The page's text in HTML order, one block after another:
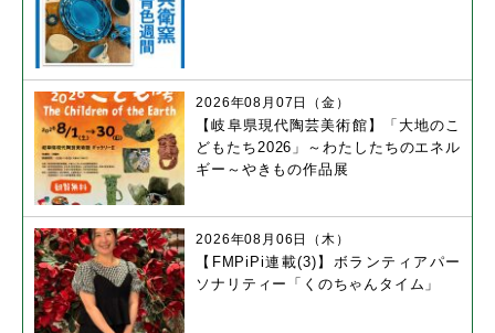
【岐阜県現代陶芸美術館】「大地のこ
どもたち2026」～わたしたちのエネル
ギー～やきもの作品展
2026年08月07日（金）
【FMPiPi連載(3)】ボランティアパー
ソナリティー「くのちゃんタイム」
2026年08月06日（木）